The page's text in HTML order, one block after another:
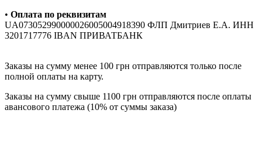
• Оплата по реквизитам
UA073052990000026005004918390 ФЛП Дмитриев Е.А. ИНН
3201717776 IBAN ПРИВАТБАНК
Заказы на сумму менее 100 грн отправляются только после
полной оплаты на карту.
Заказы на сумму свыше 1100 грн отправляются после оплаты
авансового платежа (10% от суммы заказа)